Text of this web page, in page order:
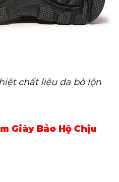
chất liệu da bò lộn
Giày Bảo Hộ Chịu